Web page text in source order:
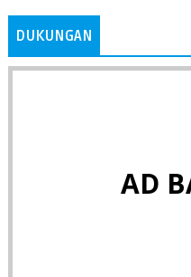
DUKUNGAN
AD